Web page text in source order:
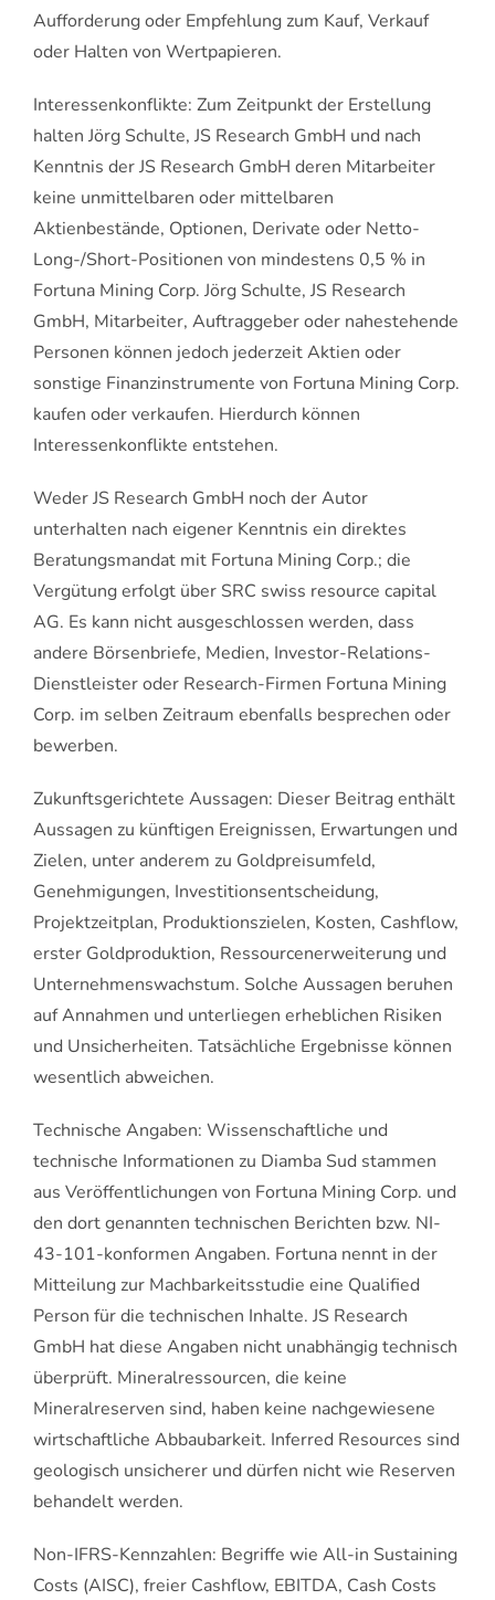
Aufforderung oder Empfehlung zum Kauf, Verkauf
oder Halten von Wertpapieren.
Interessenkonflikte: Zum Zeitpunkt der Erstellung
halten Jörg Schulte, JS Research GmbH und nach
Kenntnis der JS Research GmbH deren Mitarbeiter
keine unmittelbaren oder mittelbaren
Aktienbestände, Optionen, Derivate oder Netto-
Long-/Short-Positionen von mindestens 0,5 % in
Fortuna Mining Corp. Jörg Schulte, JS Research
GmbH, Mitarbeiter, Auftraggeber oder nahestehende
Personen können jedoch jederzeit Aktien oder
sonstige Finanzinstrumente von Fortuna Mining Corp.
kaufen oder verkaufen. Hierdurch können
Interessenkonflikte entstehen.
Weder JS Research GmbH noch der Autor
unterhalten nach eigener Kenntnis ein direktes
Beratungsmandat mit Fortuna Mining Corp.; die
Vergütung erfolgt über SRC swiss resource capital
AG. Es kann nicht ausgeschlossen werden, dass
andere Börsenbriefe, Medien, Investor-Relations-
Dienstleister oder Research-Firmen Fortuna Mining
Corp. im selben Zeitraum ebenfalls besprechen oder
bewerben.
Zukunftsgerichtete Aussagen: Dieser Beitrag enthält
Aussagen zu künftigen Ereignissen, Erwartungen und
Zielen, unter anderem zu Goldpreisumfeld,
Genehmigungen, Investitionsentscheidung,
Projektzeitplan, Produktionszielen, Kosten, Cashflow,
erster Goldproduktion, Ressourcenerweiterung und
Unternehmenswachstum. Solche Aussagen beruhen
auf Annahmen und unterliegen erheblichen Risiken
und Unsicherheiten. Tatsächliche Ergebnisse können
wesentlich abweichen.
Technische Angaben: Wissenschaftliche und
technische Informationen zu Diamba Sud stammen
aus Veröffentlichungen von Fortuna Mining Corp. und
den dort genannten technischen Berichten bzw. NI-
43-101-konformen Angaben. Fortuna nennt in der
Mitteilung zur Machbarkeitsstudie eine Qualified
Person für die technischen Inhalte. JS Research
GmbH hat diese Angaben nicht unabhängig technisch
überprüft. Mineralressourcen, die keine
Mineralreserven sind, haben keine nachgewiesene
wirtschaftliche Abbaubarkeit. Inferred Resources sind
geologisch unsicherer und dürfen nicht wie Reserven
behandelt werden.
Non-IFRS-Kennzahlen: Begriffe wie All-in Sustaining
Costs (AISC), freier Cashflow, EBITDA, Cash Costs